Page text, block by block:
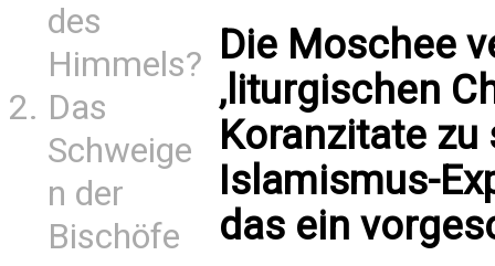
des
Himmels?
Das
Schweige
n der
Bischöfe
Die Moschee
‚liturgischen
Koranzitate zu
Islamismus-
das ein